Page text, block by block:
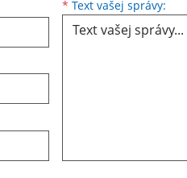
* Text vašej správy: